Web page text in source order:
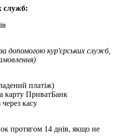
служб:
допомогою кур'єрських служб,
платіж)
карту ПриватБанк
касу
протягом 14 днів, якщо не